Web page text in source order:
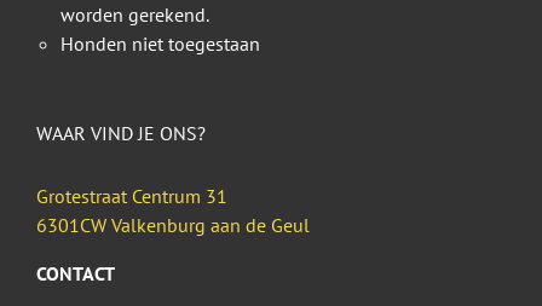
worden gerekend.
Honden niet toegestaan
WAAR VIND JE ONS?
Grotestraat Centrum 31
6301CW Valkenburg aan de Geul
CONTACT